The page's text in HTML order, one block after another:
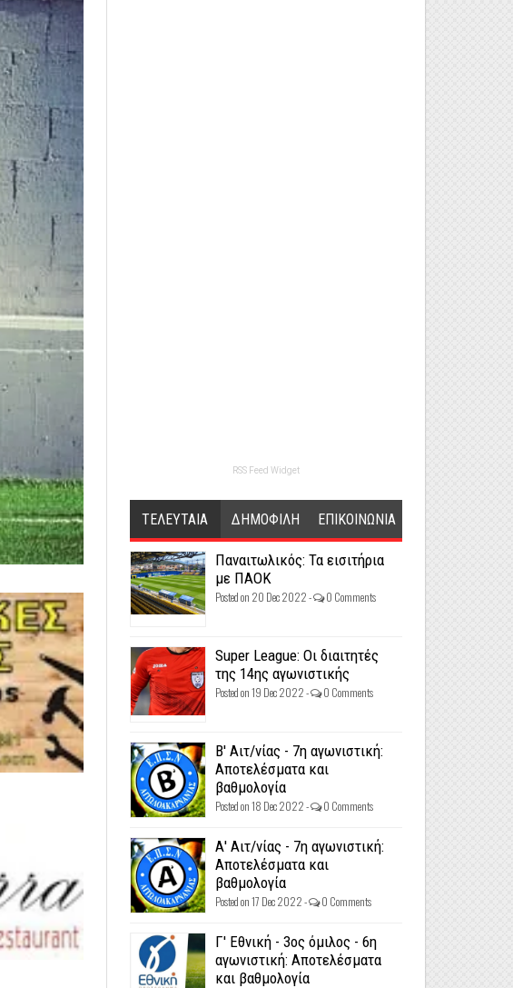
RSS Feed Widget
ΤΕΛΕΥΤΑΙΑ ΔΗΜΟΦΙΛΗ ΕΠΙΚΟΙΝΩΝΙΑ
Παναιτωλικός: Τα εισιτήρια
με ΠΑΟΚ
Posted on 20 Dec 2022 - 0 Comments
Super League: Οι διαιτητές
της 14ης αγωνιστικής
Posted on 19 Dec 2022 - 0 Comments
Β' Αιτ/νίας - 7η αγωνιστική:
Αποτελέσματα και
βαθμολογία
Posted on 18 Dec 2022 - 0 Comments
Α' Αιτ/νίας - 7η αγωνιστική:
Αποτελέσματα και
βαθμολογία
Posted on 17 Dec 2022 - 0 Comments
Γ' Εθνική - 3ος όμιλος - 6η
αγωνιστική: Αποτελέσματα
και βαθμολογία